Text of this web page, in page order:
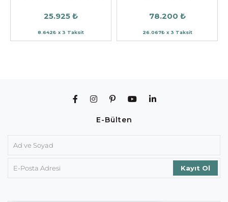
25.925 ₺
8.642₺ x 3 Taksit
78.200 ₺
26.067₺ x 3 Taksit
E-Bülten